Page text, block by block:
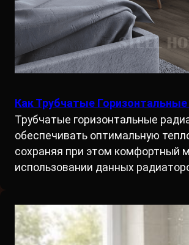
Как Трубчатые
Трубчатые горизонтальные
обеспечивать оптимальную
сохраняя при этом комфортный
использовании данных